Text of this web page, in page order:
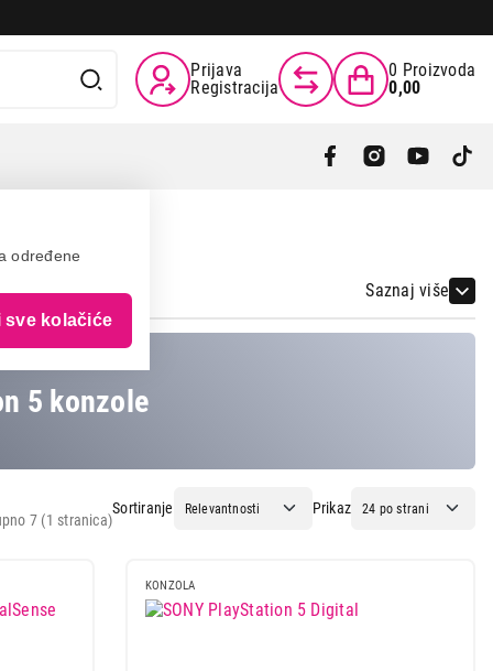
određene
sve kolačiće
Prijava
Registracija
0 Proizvoda
0,00
Saznaj više
5 konzole
Sortiranje Prikaz
7 (1 stranica)
KONZOLA